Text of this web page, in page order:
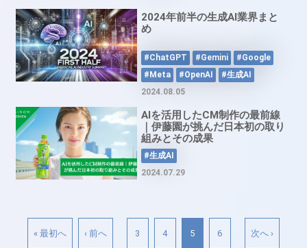
2024年前半の生成AI業界まと
め
#ChatGPT #Gemini
#Google
#Meta
#OpenAI
#生成AI
2024.08.05
AIを活用したCM制作の最前線
｜伊藤園が挑んだ日本初の取り
組みとその成果
#生成AI
2024.07.29
« 最初へ ‹ 前へ 3 4 5 6 次へ ›